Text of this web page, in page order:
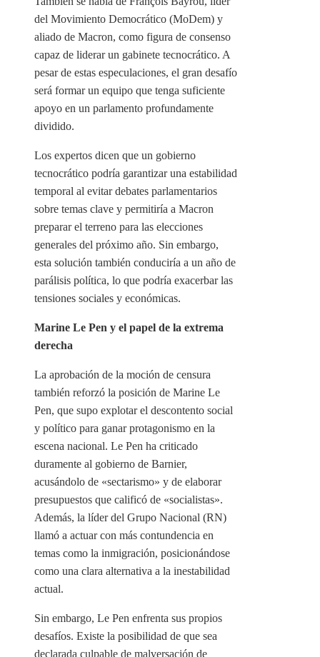
del Movimiento Democrático (MoDem) y
aliado de Macron, como figura de consenso
capaz de liderar un gabinete tecnocrático. A
pesar de estas especulaciones, el gran desafío
será formar un equipo que tenga suficiente
apoyo en un parlamento profundamente
dividido.
Los expertos dicen que un gobierno
tecnocrático podría garantizar una estabilidad
temporal al evitar debates parlamentarios
sobre temas clave y permitiría a Macron
preparar el terreno para las elecciones
generales del próximo año. Sin embargo,
esta solución también conduciría a un año de
parálisis política, lo que podría exacerbar las
tensiones sociales y económicas.
Marine Le Pen y el papel de la extrema
derecha
La aprobación de la moción de censura
también reforzó la posición de Marine Le
Pen, que supo explotar el descontento social
y político para ganar protagonismo en la
escena nacional. Le Pen ha criticado
duramente al gobierno de Barnier,
acusándolo de «sectarismo» y de elaborar
presupuestos que calificó de «socialistas».
Además, la líder del Grupo Nacional (RN)
llamó a actuar con más contundencia en
temas como la inmigración, posicionándose
como una clara alternativa a la inestabilidad
actual.
Sin embargo, Le Pen enfrenta sus propios
desafíos. Existe la posibilidad de que sea
declarada culpable de malversación de